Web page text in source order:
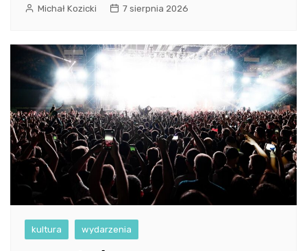
Michał Kozicki 7 sierpnia 2026
kultura wydarzenia